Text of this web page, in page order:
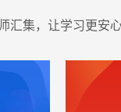
汇集，让学习更安